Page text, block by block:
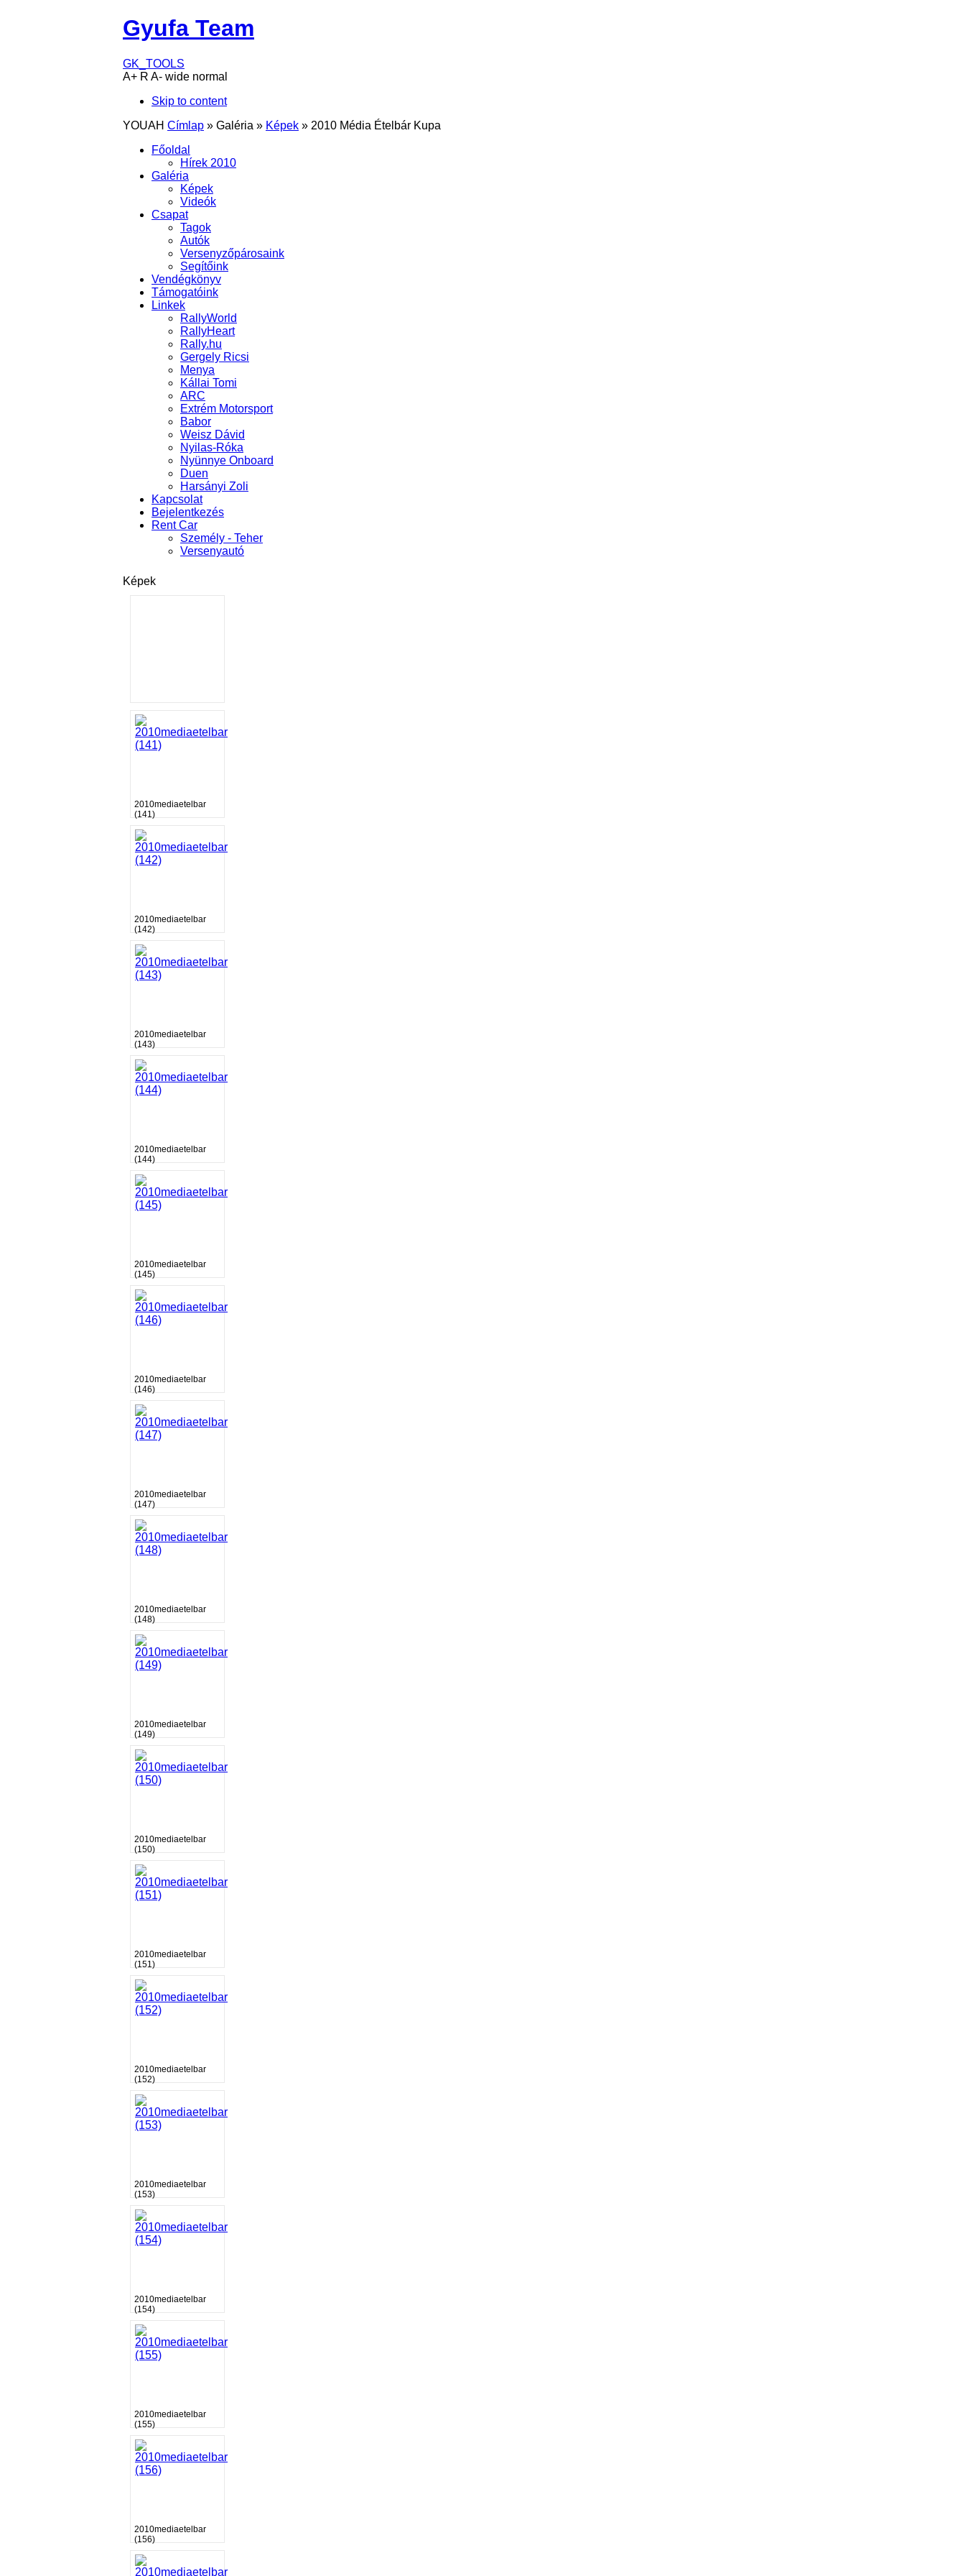
Gyufa Team
GK_TOOLS
A+ R A- wide normal
Skip to content
YOUAH Címlap » Galéria » Képek » 2010 Média Ételbár Kupa
Főoldal
Hírek 2010
Galéria
Képek
Videók
Csapat
Tagok
Autók
Versenyzőpárosaink
Segítőink
Vendégkönyv
Támogatóink
Linkek
RallyWorld
RallyHeart
Rally.hu
Gergely Ricsi
Menya
Kállai Tomi
ARC
Extrém Motorsport
Babor
Weisz Dávid
Nyilas-Róka
Nyünnye Onboard
Duen
Harsányi Zoli
Kapcsolat
Bejelentkezés
Rent Car
Személy - Teher
Versenyautó
Képek
2010mediaetelbar
(141)
2010mediaetelbar
(142)
2010mediaetelbar
(143)
2010mediaetelbar
(144)
2010mediaetelbar
(145)
2010mediaetelbar
(146)
2010mediaetelbar
(147)
2010mediaetelbar
(148)
2010mediaetelbar
(149)
2010mediaetelbar
(150)
2010mediaetelbar
(151)
2010mediaetelbar
(152)
2010mediaetelbar
(153)
2010mediaetelbar
(154)
2010mediaetelbar
(155)
2010mediaetelbar
(156)